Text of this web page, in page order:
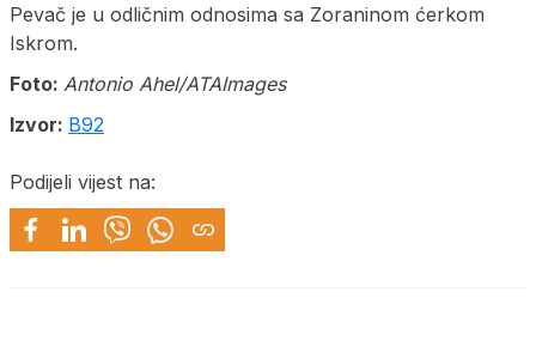
Pevač je u odličnim odnosima sa Zoraninom ćerkom
Iskrom.
Foto: Antonio Ahel/ATAImages
Izvor: B92
Podijeli vijest na: